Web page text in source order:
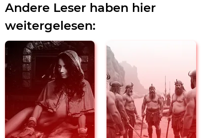
Andere Leser haben hier
weitergelesen: